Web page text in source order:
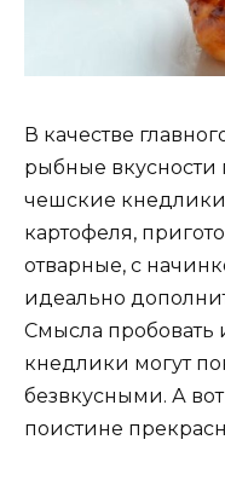
В качестве
рыбные вкусности
чешские
картофеля,
отварные, с
идеально
Смысла пробовать
кнедлики могут
безвкусными. А
поистине